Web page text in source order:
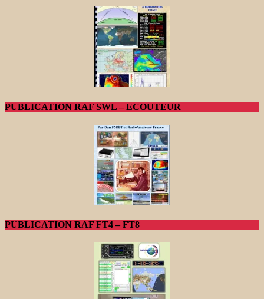
PUBLICATION RAF SWL – ECOUTEUR
PUBLICATION RAF FT4 – FT8